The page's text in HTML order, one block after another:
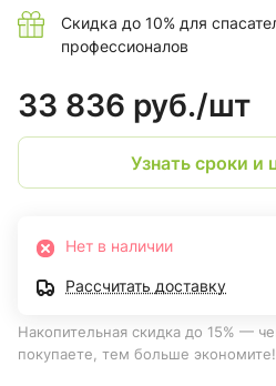
Скидка до 10% для
профессионалов
33 836 руб./шт
Узнать сроки и
Нет в наличии
Рассчитать доставку
Накопительная скидка до 15% —
покупаете, тем больше экономите!